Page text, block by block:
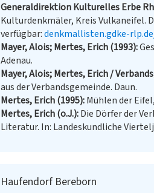
Generaldirektion Kulturelles Erbe
Kulturdenkmäler, Kreis Vulkaneifel.
verfügbar:denkmallisten.gdke-
Mayer, Alois; Mertes, Erich (1993)
Adenau.
Mayer, Alois; Mertes, Erich /
aus der Verbandsgemeinde. Daun.
Mertes, Erich (1995) Mühlen der
Mertes, Erich (o.J.) Die Dörfer der
Literatur. In: Landeskundliche
Haufendorf Bereborn